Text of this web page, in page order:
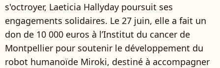
s'octroyer, Laeticia Hallyday poursuit ses
engagements solidaires. Le 27 juin, elle a fait un
don de 10 000 euros à l’Institut du cancer de
Montpellier pour soutenir le développement du
robot humanoïde Miroki, destiné à accompagner